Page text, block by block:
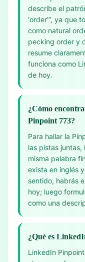
describe el
‘order’”, ya que
como natural
pecking order y
resume
funciona como
de hoy.
¿Cómo
Pinpoint 773?
Para hallar la
las pistas juntas,
misma palabra
exista en inglés
sentido, habrás
hoy; luego
como una
¿Qué es
LinkedIn